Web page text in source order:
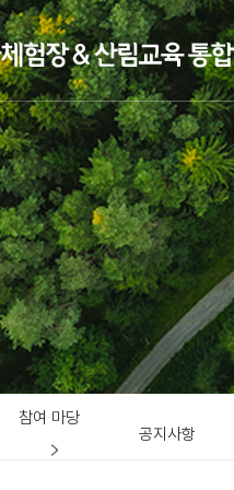
참여 마당
공지사항